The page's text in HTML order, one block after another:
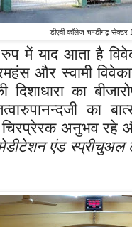
डीएवी कॉलेज चण्डीगढ़ सेक्टर
में याद आता है
और स्वामी
दिशाधारा का
का
चिरप्रेरक अनुभव
एंड स्प्रीचुअल